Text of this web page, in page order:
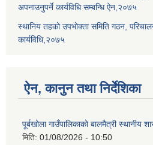
अपनाउनुपर्ने कार्यविधि सम्बन्धि ऐन,२०७५
स्थानिय तहको उपभोक्ता समिति गठन,
कार्यविधि,२०७५
ऐन, कानुन तथा निर्देशिका
पूर्बखोला गाउँपालिकाको बालमैत्री स्थानीय
मिति: 01/08/2026 - 10:50